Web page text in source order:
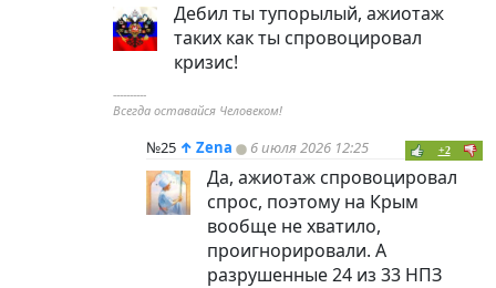
Дебил ты тупорылый, ажиотаж
таких как ты спровоцировал
кризис!
----------
Всегда оставайся Человеком!
№25 ↑ Zena 6 июля 2026 12:25 +2
Да, ажиотаж спровоцировал
спрос, поэтому на Крым
вообще не хватило,
проигнорировали. А
разрушенные 24 из 33 НПЗ